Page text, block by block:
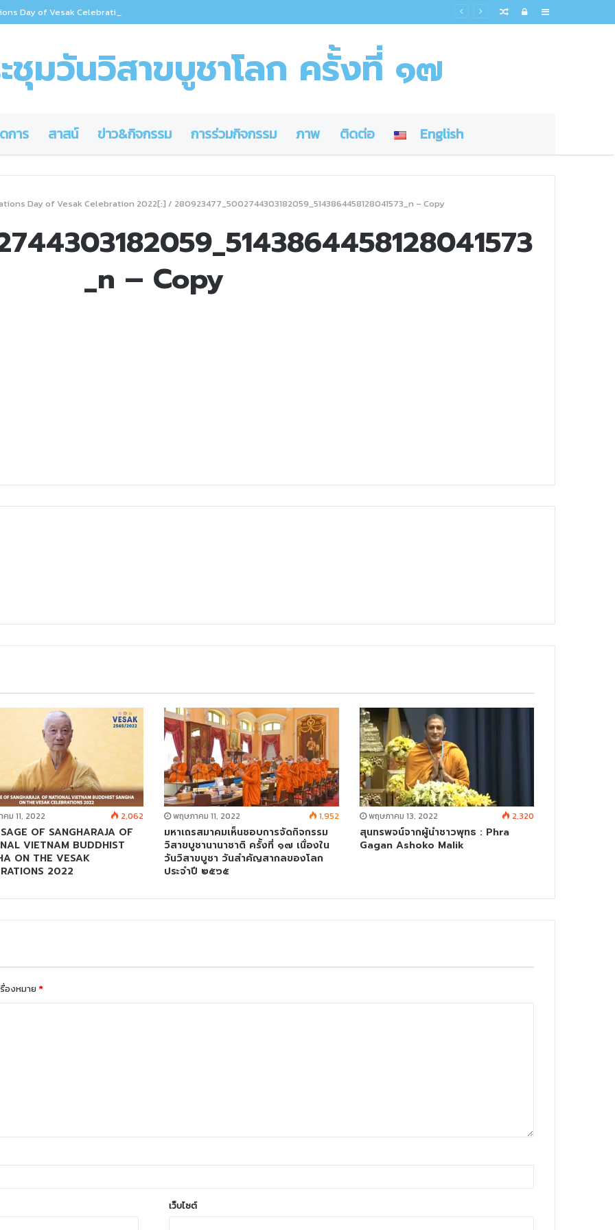
Day of Vesak Celebration 2022 Sidebar
Log
Random
ชุมวันวิสาขบูชาโลก ครั้งที่ ๑๗
การ สาสน์ ข่าว&กิจกรรม การร่วมกิจกรรม ภาพ ติดต่อ English
Day of Vesak Celebration 2022[:] / 280923477_5002744303182059_5143864458128041573_n – Copy
_n – Copy
ม 11, 2022 2,062
OF SANGHARAJA OF
VIETNAM BUDDHIST
ON THE VESAK
2022
พฤษภาคม 11, 2022 1,952
มหาเถรสมาคมเห็นชอบการจัดกิจกรรม
วิสาขบูชานานาชาติ ครั้งที่ ๑๗ เนื่องใน
วันวิสาขบูชา วันสำคัญสากลของโลก
ประจำปี ๒๕๖๕
พฤษภาคม 13, 2022 2,320
สุนทรพจน์จากผู้นำชาวพุทธ : Phra
Gagan Ashoko Malik
องหมาย *
เว็บไซต์